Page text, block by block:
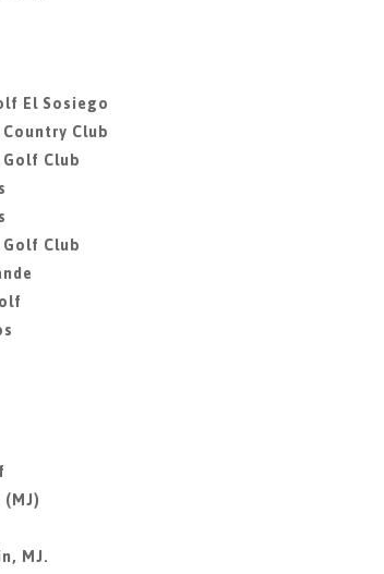
El Sosiego
Club
Club
Club
MJ.